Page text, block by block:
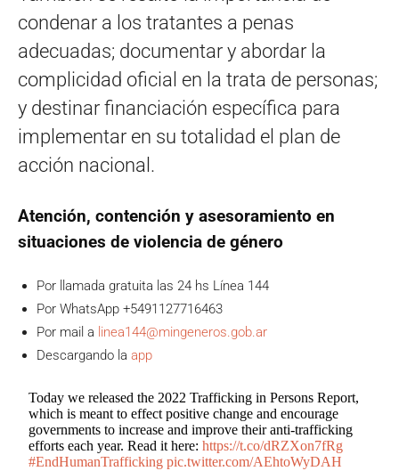
condenar a los tratantes a penas
adecuadas; documentar y abordar la
complicidad oficial en la trata de personas;
y destinar financiación específica para
implementar en su totalidad el plan de
acción nacional.
Atención, contención y asesoramiento en
situaciones de violencia de género
Por llamada gratuita las 24 hs Línea 144
Por WhatsApp +5491127716463
Por mail a linea144@mingeneros.gob.ar
Descargando la app
Today we released the 2022 Trafficking in Persons Report,
which is meant to effect positive change and encourage
governments to increase and improve their anti-trafficking
efforts each year. Read it here:https://t.co/dRZXon7fRg
#EndHumanTrafficking pic.twitter.com/AEhtoWyDAH